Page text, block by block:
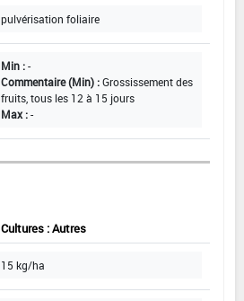
pulvérisation foliaire
Min :-
Commentaire (Min) :Grossissement des
fruits, tous les 12 à 15 jours
Max :-
Cultures : Autres
15 kg/ha